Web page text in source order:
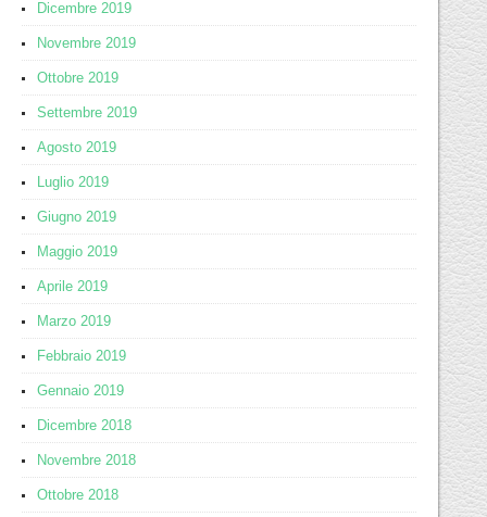
Dicembre 2019
Novembre 2019
Ottobre 2019
Settembre 2019
Agosto 2019
Luglio 2019
Giugno 2019
Maggio 2019
Aprile 2019
Marzo 2019
Febbraio 2019
Gennaio 2019
Dicembre 2018
Novembre 2018
Ottobre 2018